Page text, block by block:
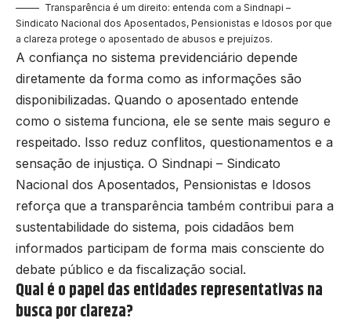
Transparência é um direito: entenda com a Sindnapi –
Sindicato Nacional dos Aposentados, Pensionistas e Idosos por que
a clareza protege o aposentado de abusos e prejuízos.
A confiança no sistema previdenciário depende
diretamente da forma como as informações são
disponibilizadas. Quando o aposentado entende
como o sistema funciona, ele se sente mais seguro e
respeitado. Isso reduz conflitos, questionamentos e a
sensação de injustiça. O Sindnapi – Sindicato
Nacional dos Aposentados, Pensionistas e Idosos
reforça que a transparência também contribui para a
sustentabilidade do sistema, pois cidadãos bem
informados participam de forma mais consciente do
debate público e da fiscalização social.
Qual é o papel das entidades representativas na
busca por clareza?